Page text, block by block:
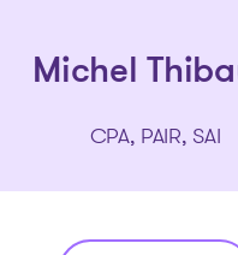
Michel
CPA, PAIR, SAI